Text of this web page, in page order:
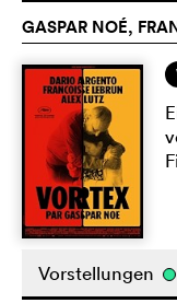
GASPAR NOÉ,
Vorstellungen